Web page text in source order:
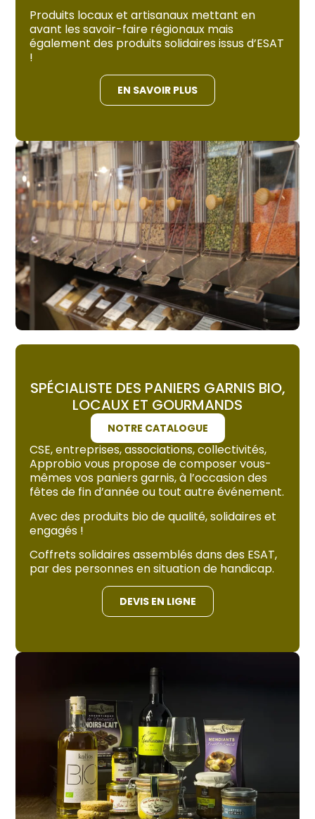
Produits locaux et artisanaux mettant en
avant les savoir-faire régionaux mais
également des produits solidaires issus d’ESAT
!
EN SAVOIR PLUS
SPÉCIALISTE DES PANIERS GARNIS BIO,
LOCAUX ET GOURMANDS
NOTRE CATALOGUE
CSE, entreprises, associations, collectivités,
Approbio vous propose de composer vous-
mêmes vos paniers garnis, à l’occasion des
fêtes de fin d’année ou tout autre événement.
Avec des produits bio de qualité, solidaires et
engagés !
Coffrets solidaires assemblés dans des ESAT,
par des personnes en situation de handicap.
DEVIS EN LIGNE